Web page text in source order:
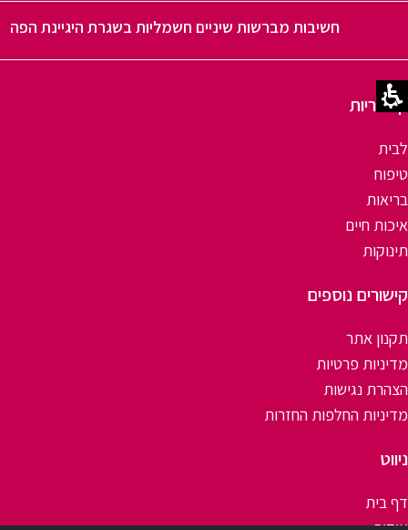
חשיבות מברשות שיניים חשמליות בשגרת היגיינת הפה
קטגוריות
לבית
טיפוח
בריאות
איכות חיים
תינוקות
קישורים נוספים
תקנון אתר
מדיניות פרטיות
הצהרת נגישות
מדיניות החלפות החזרות
ניווט
דף בית